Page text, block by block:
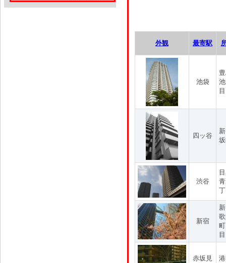
外観 最寄駅
池袋
目
四ッ谷
渋谷
新宿
目
赤坂見